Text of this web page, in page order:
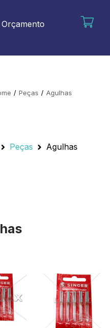
Orçamento
/ Peças / Agulhas
Peças Agulhas